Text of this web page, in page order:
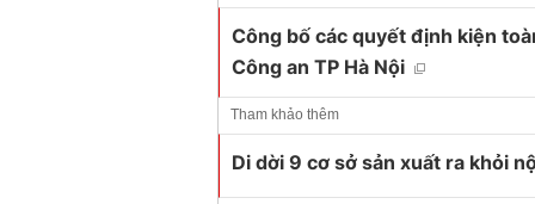
Công bố các quyết định kiện
Công an TP Hà Nội
Tham khảo thêm
Di dời 9 cơ sở sản xuất ra khỏi